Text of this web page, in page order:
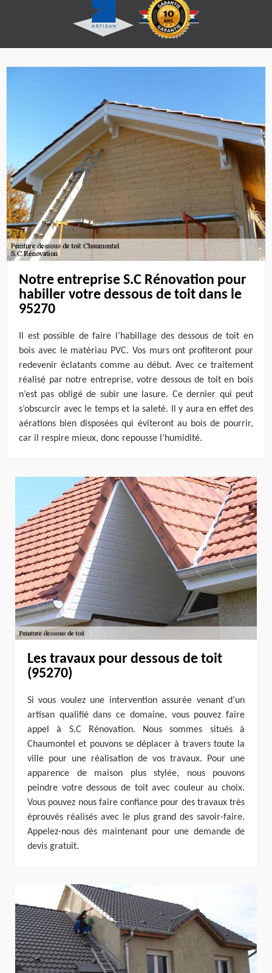
Notre entreprise S.C Rénovation pour
habiller votre dessous de toit dans le
95270
Il est possible de faire l’habillage des dessous de toit en
bois avec le matériau PVC. Vos murs ont profiteront pour
redevenir éclatants comme au début. Avec ce traitement
réalisé par notre entreprise, votre dessous de toit en bois
n’est pas obligé de subir une lasure. Ce dernier qui peut
s’obscurcir avec le temps et la saleté. Il y aura en effet des
aérations bien disposées qui éviteront au bois de pourrir,
car il respire mieux, donc repousse l’humidité.
Les travaux pour dessous de toit
(95270)
Si vous voulez une intervention assurée venant d’un
artisan qualifié dans ce domaine, vous pouvez faire
appel à S.C Rénovation. Nous sommes situés à
Chaumontel et pouvons se déplacer à travers toute la
ville pour une réalisation de vos travaux. Pour une
apparence de maison plus stylée, nous pouvons
peindre votre dessous de toit avec couleur au choix.
Vous pouvez nous faire confiance pour des travaux très
éprouvés réalisés avec le plus grand des savoir-faire.
Appelez-nous dès maintenant pour une demande de
devis gratuit.